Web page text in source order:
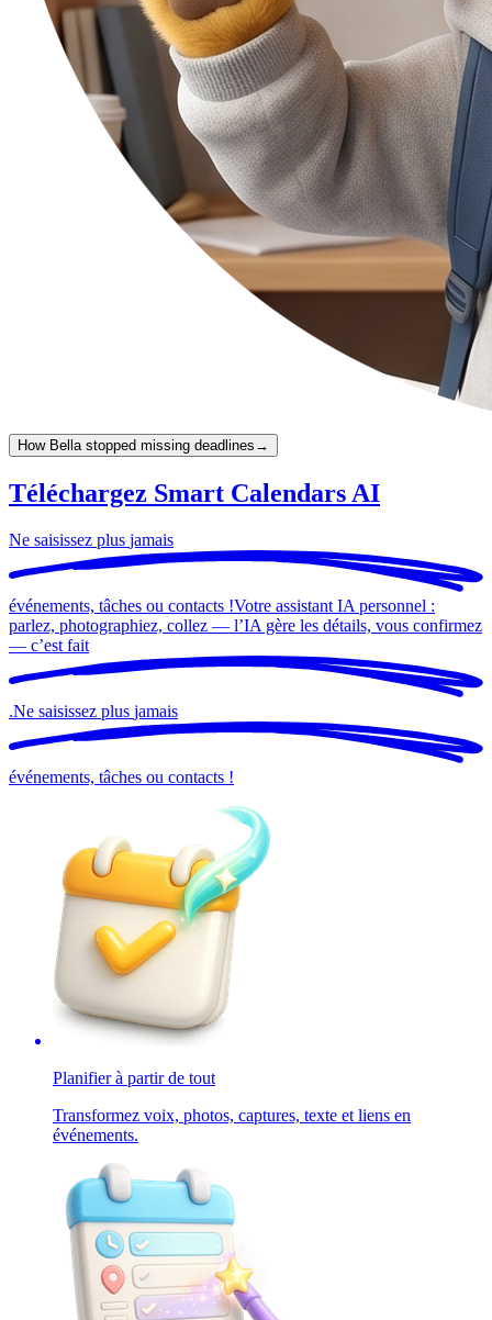
How Bella stopped missing deadlines →
Téléchargez Smart Calendars AI
Ne saisissez plus jamais
événements, tâches ou contacts !Votre assistant IA personnel :
parlez, photographiez, collez — l’IA gère les détails, vous confirmez
— c’est fait
.Ne saisissez plus jamais
événements, tâches ou contacts !
Planifier à partir de tout
Transformez voix, photos, captures, texte et liens en
événements.